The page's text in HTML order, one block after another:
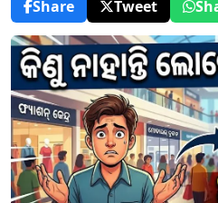
Share
Tweet